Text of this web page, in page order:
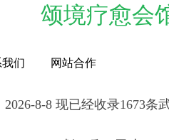
颂境疗愈会
们 网站合作
8-8 现已经收录1673条